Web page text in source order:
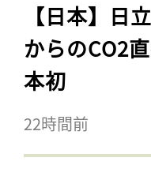
【日本】日
からのCO2
本初
22時間前